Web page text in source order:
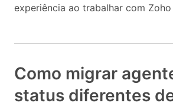
experiência ao trabalhar com Zoho
Como migrar
status diferentes